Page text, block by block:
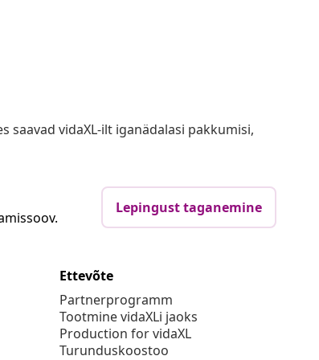
saavad vidaXL-ilt iganädalasi pakkumisi,
Lepingust taganemine
Ettevõte
Partnerprogramm
Tootmine vidaXLi jaoks
Production for vidaXL
Turunduskoostoo